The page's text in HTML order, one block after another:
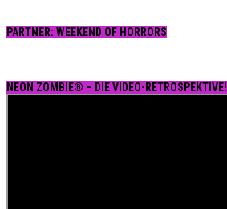
PARTNER: WEEKEND OF HORRORS
NEON ZOMBIE® – DIE VIDEO-RETROSPEKTIVE!